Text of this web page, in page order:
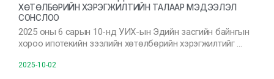
ХӨТӨЛБӨРИЙН ХЭРЭГЖИЛТИЙН ТАЛААР МЭДЭЭЛЭЛ
СОНСЛОО
2025 оны 6 сарын 10-нд УИХ-ын Эдийн засгийн байнгын
хороо ипотекийн зээлийн хөтөлбөрийн хэрэгжилтийг …
2025-10-02